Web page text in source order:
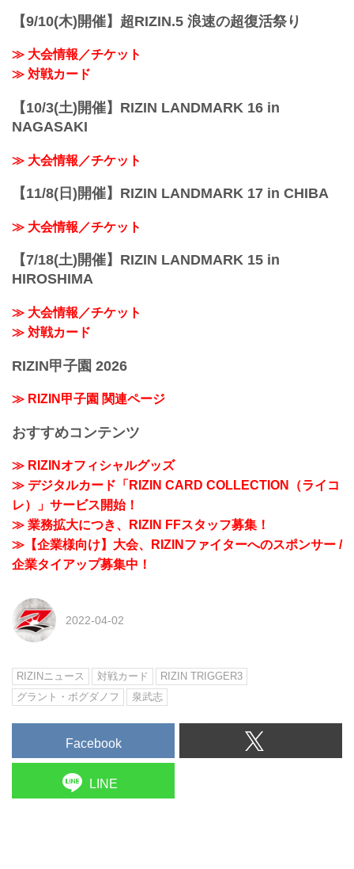
終了予定時間
【9/10(木)開催】超RIZIN.5 浪速の超復活祭り
≫ 大会情報／チケット
≫ 対戦カード
【10/3(土)開催】RIZIN LANDMARK 16 in
NAGASAKI
≫ 大会情報／チケット
【11/8(日)開催】RIZIN LANDMARK 17 in CHIBA
≫ 大会情報／チケット
【7/18(土)開催】RIZIN LANDMARK 15 in
HIROSHIMA
≫ 大会情報／チケット
≫ 対戦カード
RIZIN甲子園 2026
≫ RIZIN甲子園 関連ページ
おすすめコンテンツ
≫ RIZINオフィシャルグッズ
≫ デジタルカード「RIZIN CARD COLLECTION（ライコ
レ）」サービス開始！
≫ 業務拡大につき、RIZIN FFスタッフ募集！
≫【企業様向け】大会、RIZINファイターへのスポンサー /
企業タイアップ募集中！
2022-04-02
RIZINニュース 対戦カード
RIZIN TRIGGER3
グラント・ボグダノフ
泉武志
Facebook
LINE